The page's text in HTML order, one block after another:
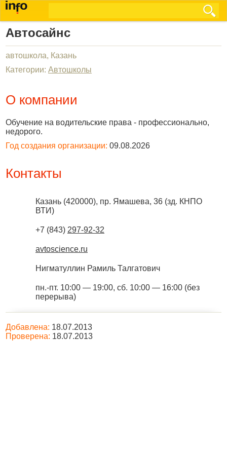
Автосайнс
автошкола, Казань
Категории: Автошколы
О компании
Обучение на водительские права - профессионально,
недорого.
Год создания организации: 09.08.2026
Контакты
Казань (420000), пр. Ямашева, 36 (зд. КНПО
ВТИ)
+7 (843) 297-92-32
avtoscience.ru
Нигматуллин Рамиль Талгатович
пн.-пт. 10:00 — 19:00, сб. 10:00 — 16:00 (без
перерыва)
Добавлена: 18.07.2013
Проверена: 18.07.2013